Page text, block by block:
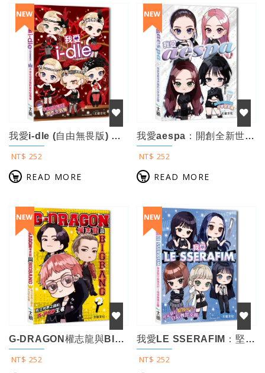
我愛i-dle (自由無畏版) ：不被性別定義的創作型偶像
NT$ 252
READ MORE
我愛aespa：開創全新世界觀的元宇宙女團
NT$ 252
READ MORE
G-DRAGON權志龍與BIGBANG：屹立世界之巔的K-POP王者
NT$ 252
我愛LE SSERAFIM：堅定前行綻放光芒！自信無畏女團
NT$ 252